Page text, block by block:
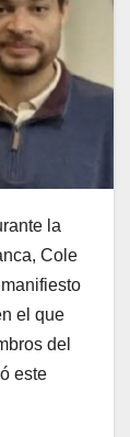
la
Cole
el que
del
este